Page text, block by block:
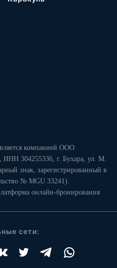
компанией ООО
ИНН 304255336, г. Бухара, ул. М.
знак, зарегистрированный в
№ MGU 33241).
онлайн-бронирования
сети: